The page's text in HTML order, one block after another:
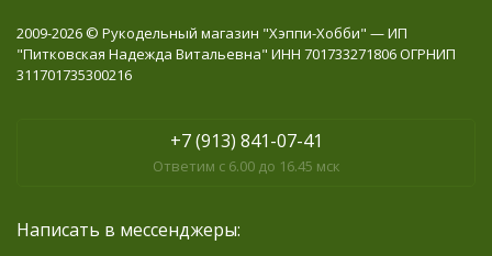
2009-2026 © Рукодельный магазин "Хэппи-Хобби" — ИП
"Питковская Надежда Витальевна" ИНН 701733271806 ОГРНИП
311701735300216
+7 (913) 841-07-41
Ответим с 6.00 до 16.45 мск
Написать в мессенджеры: